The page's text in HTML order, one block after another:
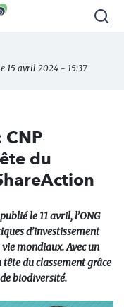
15 avril 2024 - 15:37
du
le 11 avril, l’ONG
d’investissement
mondiaux. Avec un
tête du classement grâce
biodiversité.